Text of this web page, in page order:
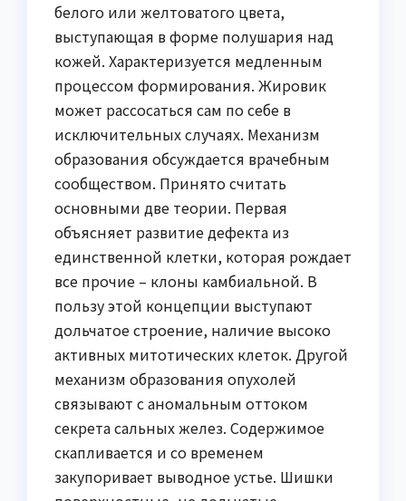
белого или желтоватого цвета,
выступающая в форме полушария над
кожей. Характеризуется медленным
процессом формирования. Жировик
может рассосаться сам по себе в
исключительных случаях. Механизм
образования обсуждается врачебным
сообществом. Принято считать
основными две теории. Первая
объясняет развитие дефекта из
единственной клетки, которая рождает
все прочие – клоны камбиальной. В
пользу этой концепции выступают
дольчатое строение, наличие высоко
активных митотических клеток. Другой
механизм образования опухолей
связывают с аномальным оттоком
секрета сальных желез. Содержимое
скапливается и со временем
закупоривает выводное устье. Шишки